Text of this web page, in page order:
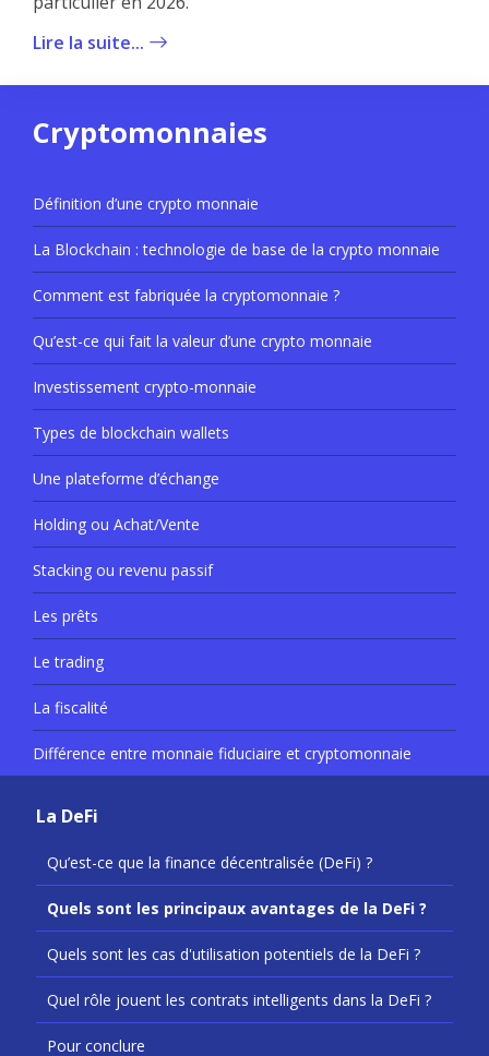
Lire la suite...
Cryptomonnaies
Définition d’une crypto monnaie
La Blockchain : technologie de base de la crypto monnaie
Comment est fabriquée la cryptomonnaie ?
Qu’est-ce qui fait la valeur d’une crypto monnaie
Investissement crypto-monnaie
Types de blockchain wallets
Une plateforme d’échange
Holding ou Achat/Vente
Stacking ou revenu passif
Les prêts
Le trading
La fiscalité
Différence entre monnaie fiduciaire et cryptomonnaie
La DeFi
Qu’est-ce que la finance décentralisée (DeFi) ?
Quels sont les principaux avantages de la DeFi ?
Quels sont les cas d'utilisation potentiels de la DeFi ?
Quel rôle jouent les contrats intelligents dans la DeFi ?
Pour conclure